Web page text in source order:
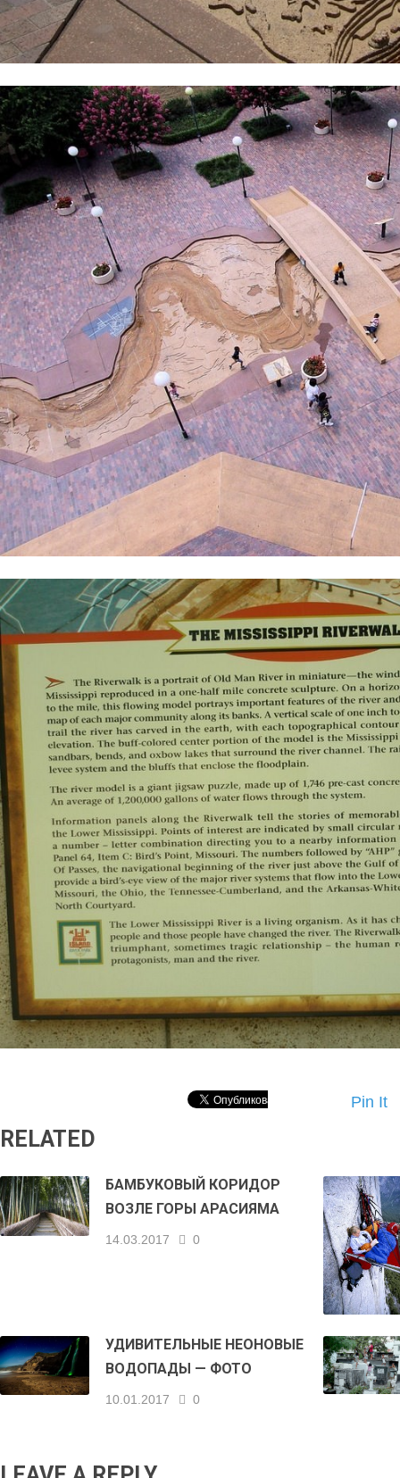
Pin It
RELATED
БАМБУКОВЫЙ КОРИДОР
ВОЗЛЕ ГОРЫ АРАСИЯМА
14.03.2017 0
УДИВИТЕЛЬНЫЕ НЕОНОВЫЕ
ВОДОПАДЫ — ФОТО
10.01.2017 0